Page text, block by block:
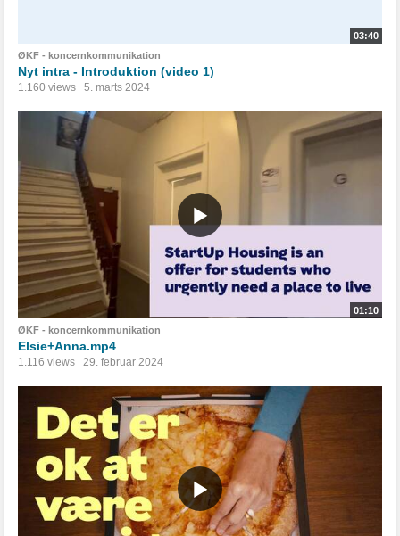
03:40
ØKF - koncernkommunikation
Nyt intra - Introduktion (video 1)
1.160 views 5. marts 2024
01:10
ØKF - koncernkommunikation
Elsie+Anna.mp4
1.116 views 29. februar 2024